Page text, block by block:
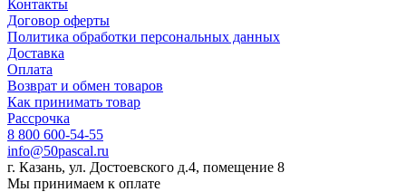
Контакты
Договор оферты
Политика обработки персональных данных
Доставка
Оплата
Возврат и обмен товаров
Как принимать товар
Рассрочка
8 800 600-54-55
info@50pascal.ru
г. Казань, ул. Достоевского д.4, помещение 8
Мы принимаем к оплате